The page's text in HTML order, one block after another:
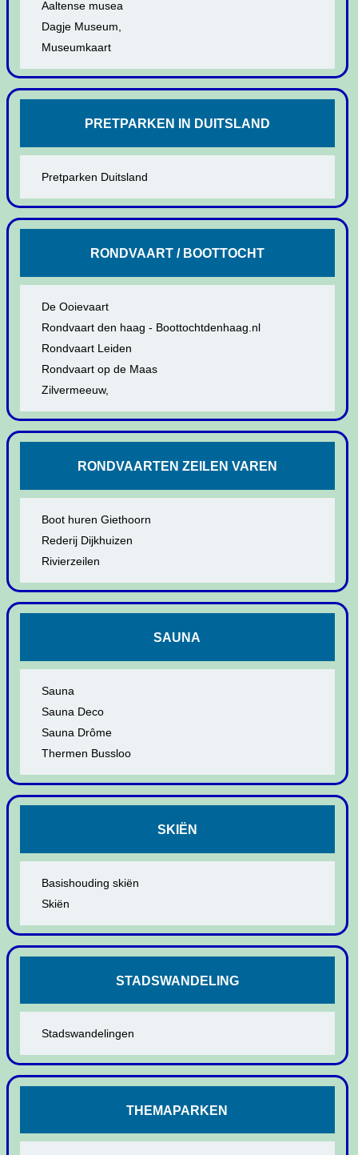
Aaltense musea
Dagje Museum,
Museumkaart
PRETPARKEN IN DUITSLAND
Pretparken Duitsland
RONDVAART / BOOTTOCHT
De Ooievaart
Rondvaart den haag - Boottochtdenhaag.nl
Rondvaart Leiden
Rondvaart op de Maas
Zilvermeeuw,
RONDVAARTEN ZEILEN VAREN
Boot huren Giethoorn
Rederij Dijkhuizen
Rivierzeilen
SAUNA
Sauna
Sauna Deco
Sauna Drôme
Thermen Bussloo
SKIËN
Basishouding skiën
Skiën
STADSWANDELING
Stadswandelingen
THEMAPARKEN